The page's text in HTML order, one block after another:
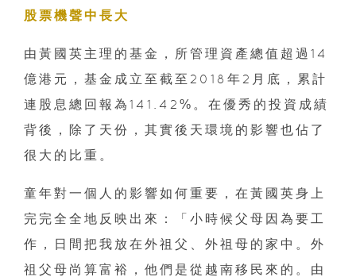
股票機聲中長大
由黃國英主理的基金，所管理資產總值超過14
億港元，基金成立至截至2018年2月底，累計
連股息總回報為141.42%。在優秀的投資成績
背後，除了天份，其實後天環境的影響也佔了
很大的比重。
童年對一個人的影響如何重要，在黃國英身上
完完全全地反映出來：「小時候父母因為要工
作，日間把我放在外祖父、外祖母的家中。外
祖父母尚算富裕，他們是從越南移民來的。由